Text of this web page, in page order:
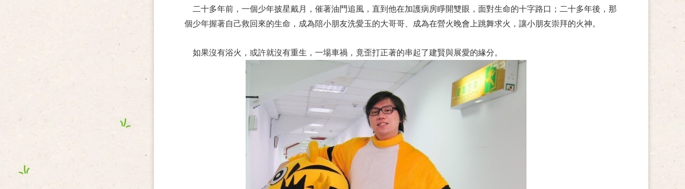
二十多年前，一個少年披星戴月，催著油門追風，直到他在加護病房睜開雙眼，面對生命的十字路口；二十多年後，那
個少年握著自己救回來的生命，成為陪小朋友洗愛玉的大哥哥、成為在營火晚會上跳舞求火，讓小朋友崇拜的火神。
如果沒有浴火，或許就沒有重生，一場車禍，竟歪打正著的串起了建賢與展愛的緣分。